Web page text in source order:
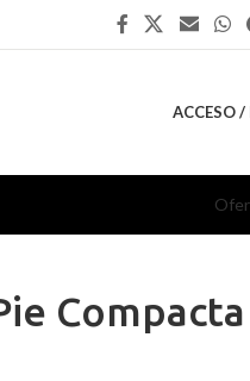
ACCESO /